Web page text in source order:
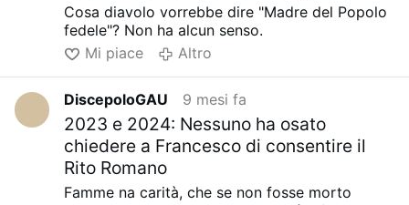
Cosa diavolo vorrebbe dire "Madre del Popolo
fedele"? Non ha alcun senso.
Mi piace
Altro
DiscepoloGAU 9 mesi fa
2023 e 2024: Nessuno ha osato
chiedere a Francesco di consentire il
Rito Romano
Famme na carità, che se non fosse morto